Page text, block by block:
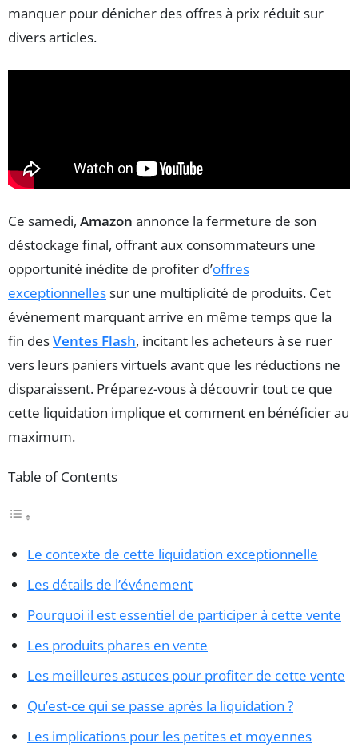
manquer pour dénicher des offres à prix réduit sur
divers articles.
Ce samedi, Amazon annonce la fermeture de son
déstockage final, offrant aux consommateurs une
opportunité inédite de profiter d’offres
exceptionnellessur une multiplicité de produits. Cet
événement marquant arrive en même temps que la
fin desVentes Flash, incitant les acheteurs à se ruer
vers leurs paniers virtuels avant que les réductions ne
disparaissent. Préparez-vous à découvrir tout ce que
cette liquidation implique et comment en bénéficier au
maximum.
Table of Contents
Le contexte de cette liquidation exceptionnelle
Les détails de l’événement
Pourquoi il est essentiel de participer à cette vente
Les produits phares en vente
Les meilleures astuces pour profiter de cette vente
Qu’est-ce qui se passe après la liquidation ?
Les implications pour les petites et moyennes